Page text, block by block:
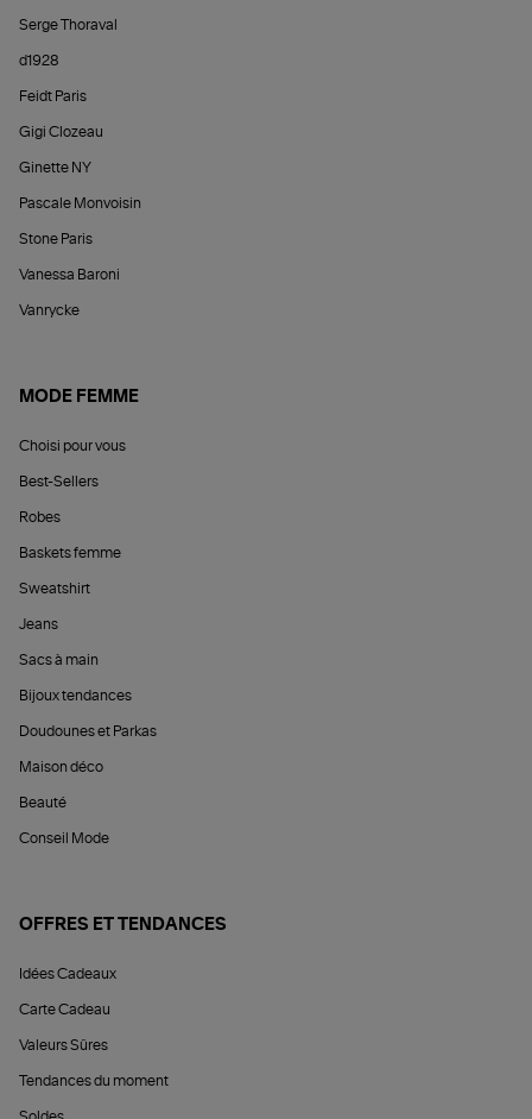
Serge Thoraval
d1928
Feidt Paris
Gigi Clozeau
Ginette NY
Pascale Monvoisin
Stone Paris
Vanessa Baroni
Vanrycke
MODE FEMME
Choisi pour vous
Best-Sellers
Robes
Baskets femme
Sweatshirt
Jeans
Sacs à main
Bijoux tendances
Doudounes et Parkas
Maison déco
Beauté
Conseil Mode
OFFRES ET TENDANCES
Idées Cadeaux
Carte Cadeau
Valeurs Sûres
Tendances du moment